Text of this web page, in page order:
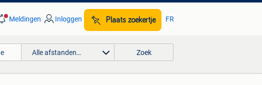
Meldingen Inloggen Plaats zoekertje FR
Alle afstanden… Zoek